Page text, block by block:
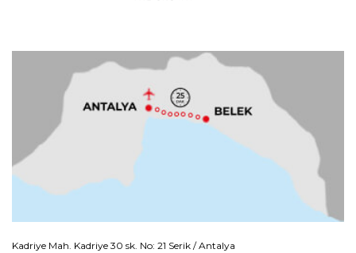
Kadriye Mah. Kadriye 30 sk. No: 21 Serik / Antalya